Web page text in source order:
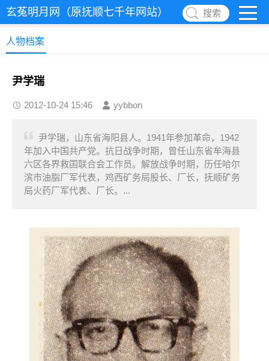
玄菟明月网（原抚顺七千年网站） 搜索
人物档案
尹学瑞
2012-10-24 15:46 yybbon
尹学瑞，山东省海阳县人。1941年参加革命，1942
年加入中国共产党。抗日战争时期，曾任山东省牟海县
六区各界救国联合会工作员。解放战争时期，历任哈尔
滨市油脂厂军代表，鸡西矿务局股长、厂长，抚顺矿务
局火药厂军代表、厂长。...